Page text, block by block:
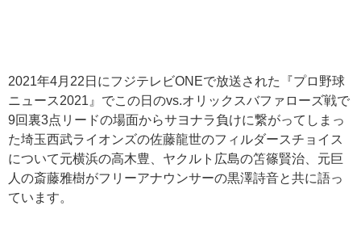
2021年4月22日にフジテレビONEで放送された『プロ野球
ニュース2021』でこの日のvs.オリックスバファローズ戦で
9回裏3点リードの場面からサヨナラ負けに繋がってしまっ
た埼玉西武ライオンズの佐藤龍世のフィルダースチョイス
について元横浜の高木豊、ヤクルト広島の笘篠賢治、元巨
人の斎藤雅樹がフリーアナウンサーの黒澤詩音と共に語っ
ています。